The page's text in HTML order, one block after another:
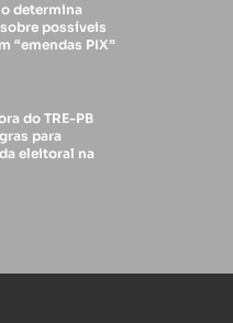
determina
possíveis
“emendas PIX”
do TRE-PB
para
eleitoral na